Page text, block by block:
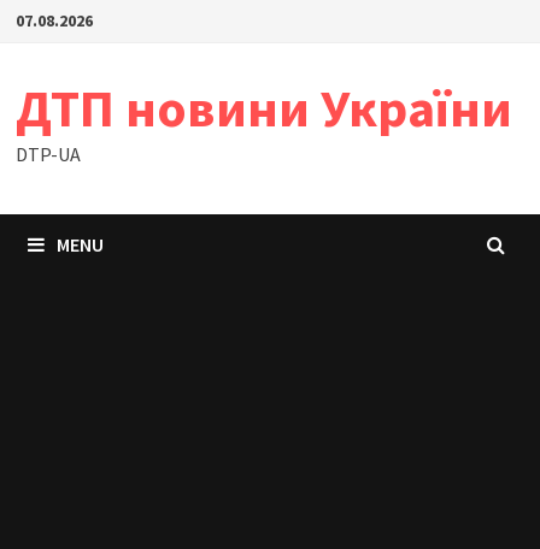
Skip07.08.2026
ДТП новини України
DTP-UA
MENU